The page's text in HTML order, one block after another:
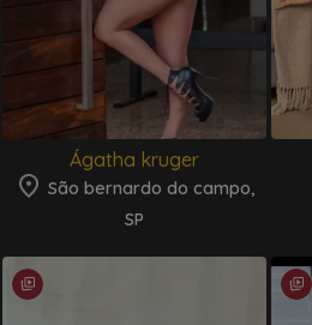
Ágatha kruger
São bernardo do campo,
SP